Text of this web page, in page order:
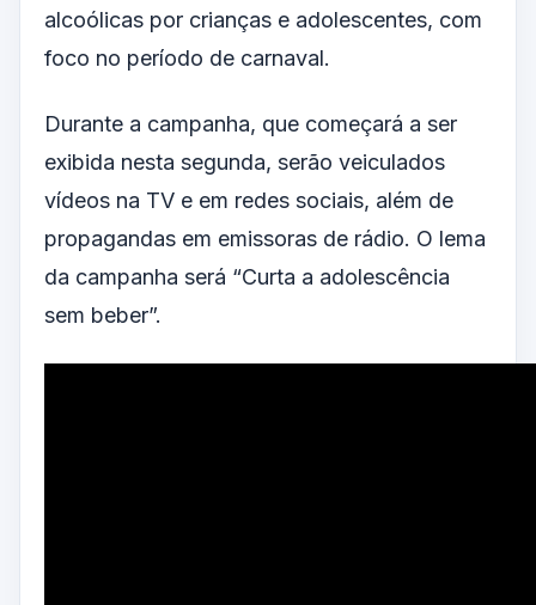
alcoólicas por crianças e adolescentes, com
foco no período de carnaval.
Durante a campanha, que começará a ser
exibida nesta segunda, serão veiculados
vídeos na TV e em redes sociais, além de
propagandas em emissoras de rádio. O lema
da campanha será “Curta a adolescência
sem beber”.